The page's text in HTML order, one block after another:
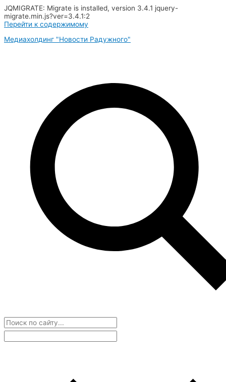
JQMIGRATE: Migrate is installed, version 3.4.1 jquery-
migrate.min.js?ver=3.4.1:2
Перейти к содержимому
Медиахолдинг "Новости Радужного"